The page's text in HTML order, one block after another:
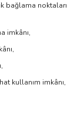
bağlama noktaları
imkânı,
kullanım imkânı,